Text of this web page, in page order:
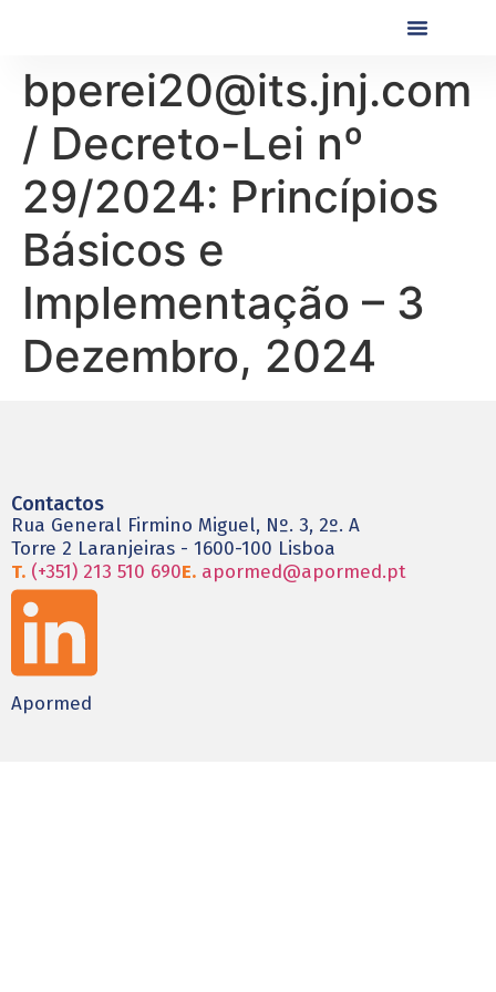
bperei20@its.jnj.com
/ Decreto-Lei nº
29/2024: Princípios
Básicos e
Implementação – 3
Dezembro, 2024
Contactos
Rua General Firmino Miguel, Nº. 3, 2º. A
Torre 2 Laranjeiras - 1600-100 Lisboa
T. (+351) 213 510 690E. apormed@apormed.pt
Apormed